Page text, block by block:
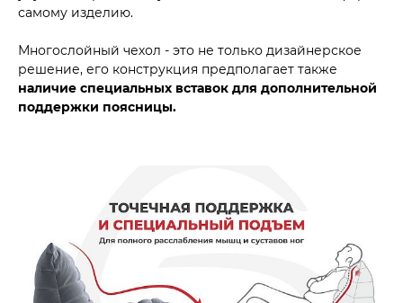
самому изделию.
Многослойный чехол - это не только дизайнерское
решение, его конструкция предполагает также
наличие специальных вставок для дополнительной
поддержки поясницы.